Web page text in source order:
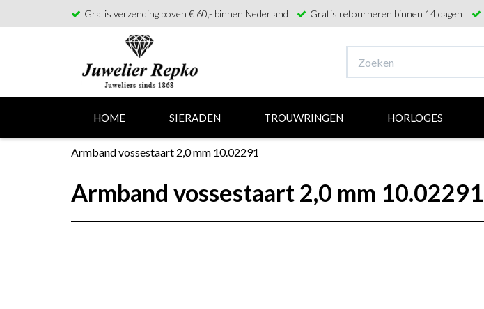
Gratis verzending boven € 60,- binnen Nederland Gratis retourneren binnen 14 dagen
HOME SIERADEN TROUWRINGEN HORLOGES
Armband vossestaart 2,0 mm 10.02291
Armband vossestaart 2,0 mm 10.02291